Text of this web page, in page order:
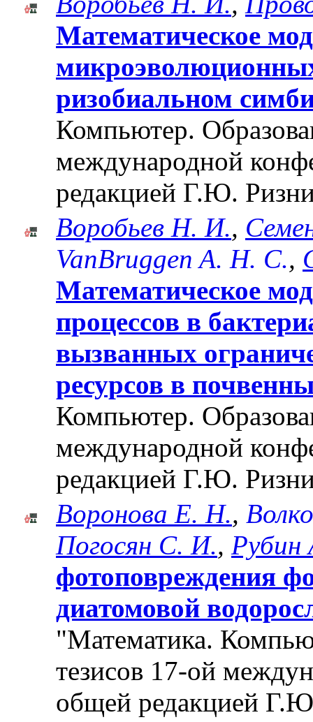
Математическое
ризобиальном
Компьютер.
международной
редакцией Г.Ю.
Воробьев Н. И.,
VanBruggen A. Н. C.,
Математическое
процессов в
вызванных
ресурсов в
Компьютер.
международной
редакцией Г.Ю.
Воронова Е. Н.,
Погосян С. И., Рубин
фотоповреждения
диатомовой
"Математика.
тезисов 17-ой
общей редакцией